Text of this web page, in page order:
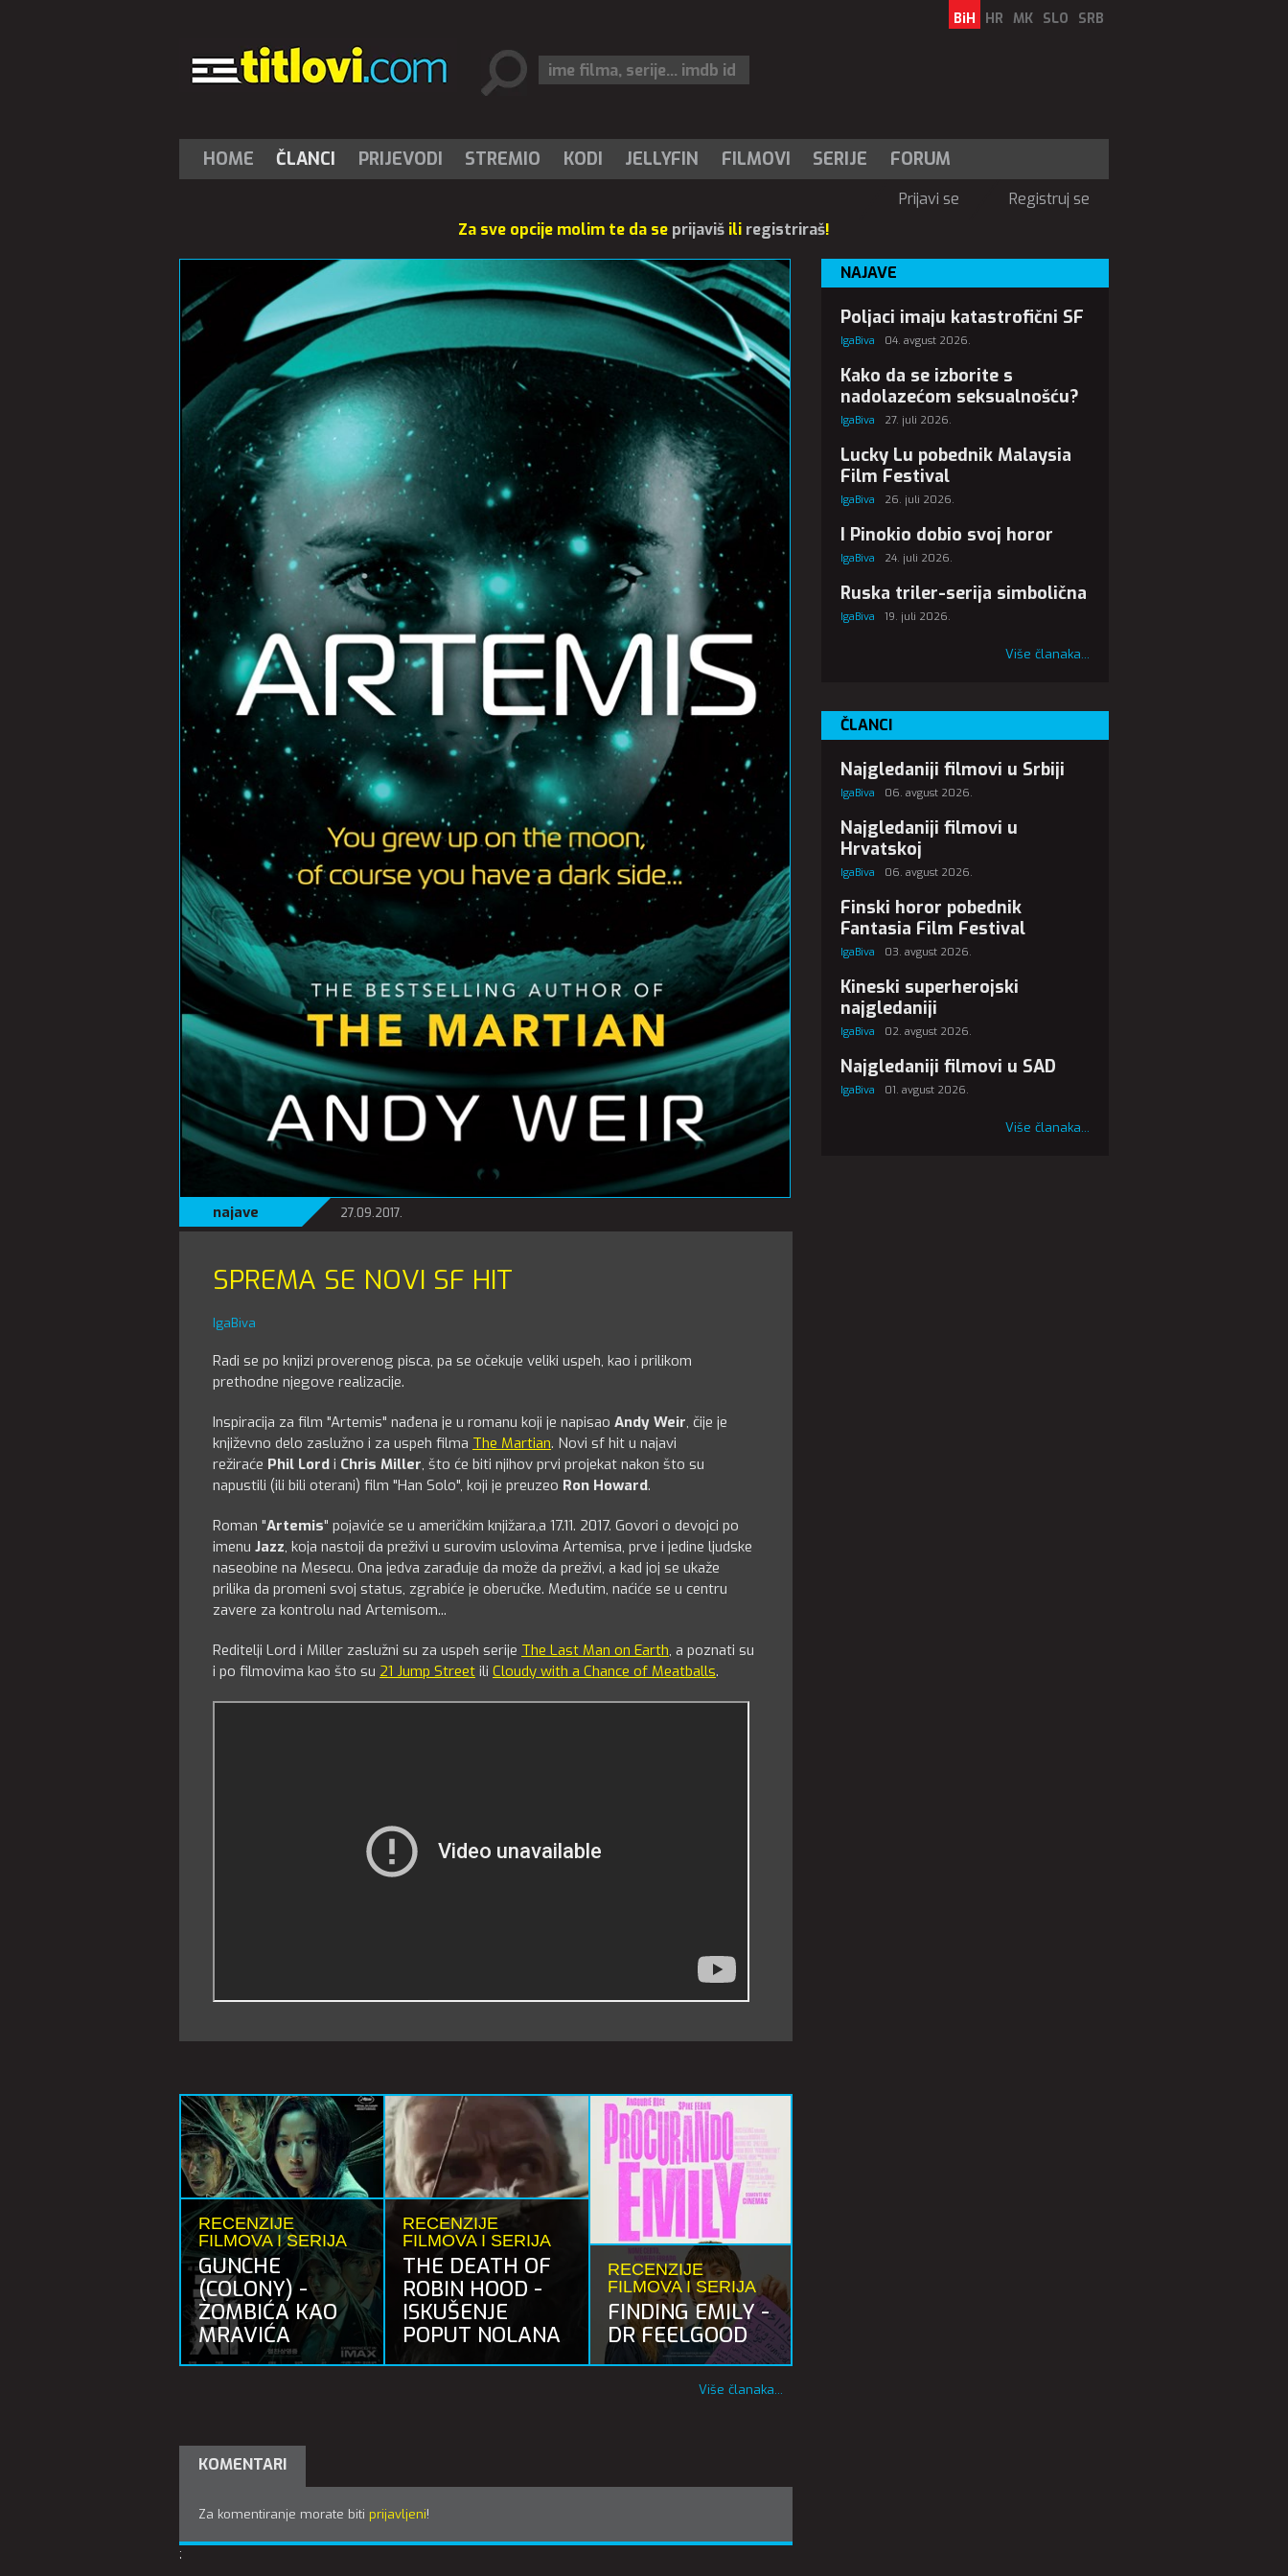
BiH HR MK SLO SRB
HOME ČLANCI PRIJEVODI STREMIO KODI JELLYFIN FILMOVI SERIJE FORUM
Prijavi se
Registruj se
Za sve opcije molim te da se prijaviš ili registriraš!
najave 27.09.2017.
SPREMA SE NOVI SF HIT
IgaBiva
Radi se po knjizi proverenog pisca, pa se očekuje veliki uspeh, kao i prilikom
prethodne njegove realizacije.
Inspiracija za film "Artemis" nađena je u romanu koji je napisao Andy Weir, čije je
književno delo zaslužno i za uspeh filma The Martian. Novi sf hit u najavi
režiraće Phil Lord i Chris Miller, što će biti njihov prvi projekat nakon što su
napustili (ili bili oterani) film "Han Solo", koji je preuzeo Ron Howard.
Roman "Artemis" pojaviće se u američkim knjižara,a 17.11. 2017. Govori o devojci po
imenu Jazz, koja nastoji da preživi u surovim uslovima Artemisa, prve i jedine ljudske
naseobine na Mesecu. Ona jedva zarađuje da može da preživi, a kad joj se ukaže
prilika da promeni svoj status, zgrabiće je oberučke. Međutim, naćiće se u centru
zavere za kontrolu nad Artemisom...
Reditelji Lord i Miller zaslužni su za uspeh serije The Last Man on Earth, a poznati su
i po filmovima kao što su 21 Jump Street ili Cloudy with a Chance of Meatballs.
RECENZIJE
FILMOVA I SERIJA
GUNCHE
(COLONY) -
ZOMBIĆA KAO
MRAVIĆA
RECENZIJE
FILMOVA I SERIJA
THE DEATH OF
ROBIN HOOD -
ISKUŠENJE
POPUT NOLANA
RECENZIJE
FILMOVA I SERIJA
FINDING EMILY -
DR FEELGOOD
Više članaka...
KOMENTARI
Za komentiranje morate biti prijavljeni!
;
NAJAVE
Poljaci imaju katastrofični SF
IgaBiva 04. avgust 2026.
Kako da se izborite s
nadolazećom seksualnošću?
IgaBiva 27. juli 2026.
Lucky Lu pobednik Malaysia
Film Festival
IgaBiva 26. juli 2026.
I Pinokio dobio svoj horor
IgaBiva 24. juli 2026.
Ruska triler-serija simbolična
IgaBiva 19. juli 2026.
Više članaka...
ČLANCI
Najgledaniji filmovi u Srbiji
IgaBiva 06. avgust 2026.
Najgledaniji filmovi u
Hrvatskoj
IgaBiva 06. avgust 2026.
Finski horor pobednik
Fantasia Film Festival
IgaBiva 03. avgust 2026.
Kineski superherojski
najgledaniji
IgaBiva 02. avgust 2026.
Najgledaniji filmovi u SAD
IgaBiva 01. avgust 2026.
Više članaka...